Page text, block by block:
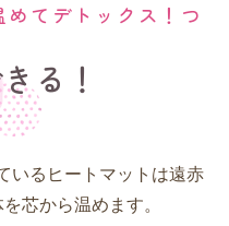
る！
めてデトックス！つ
いるヒートマットは遠赤
芯から温めます。